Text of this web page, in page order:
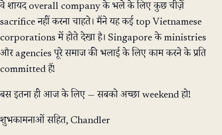
वे शायद overall company के भले के लिए कुछ चीज़ें
sacrifice नहीं करना चाहते। मैंने यह कई top Vietnamese
corporations में होते देखा है। Singapore के ministries
और agencies पूरे समाज की भलाई के लिए काम करने के प्रति
committed हैं!
बस इतना ही आज के लिए — सबको अच्छा weekend हो!
शुभकामनाओं सहित, Chandler